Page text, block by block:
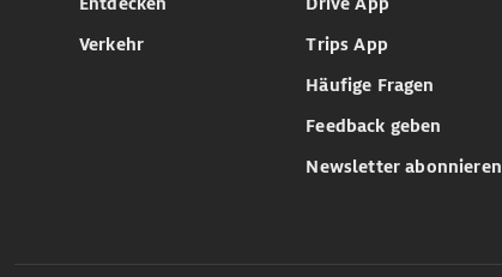
Verkehr
Trips App
Häufige Fragen
Feedback geben
Newsletter abonnieren